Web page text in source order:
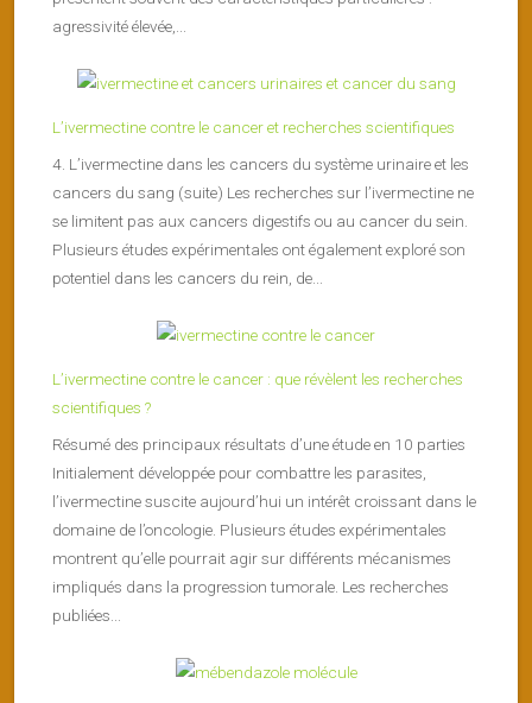
agressivité élevée,...
L’ivermectine contre le cancer et recherches scientifiques
4. L’ivermectine dans les cancers du système urinaire et les
cancers du sang (suite) Les recherches sur l’ivermectine ne
se limitent pas aux cancers digestifs ou au cancer du sein.
Plusieurs études expérimentales ont également exploré son
potentiel dans les cancers du rein, de...
L’ivermectine contre le cancer : que révèlent les recherches
scientifiques ?
Résumé des principaux résultats d’une étude en 10 parties
Initialement développée pour combattre les parasites,
l’ivermectine suscite aujourd’hui un intérêt croissant dans le
domaine de l’oncologie. Plusieurs études expérimentales
montrent qu’elle pourrait agir sur différents mécanismes
impliqués dans la progression tumorale. Les recherches
publiées...